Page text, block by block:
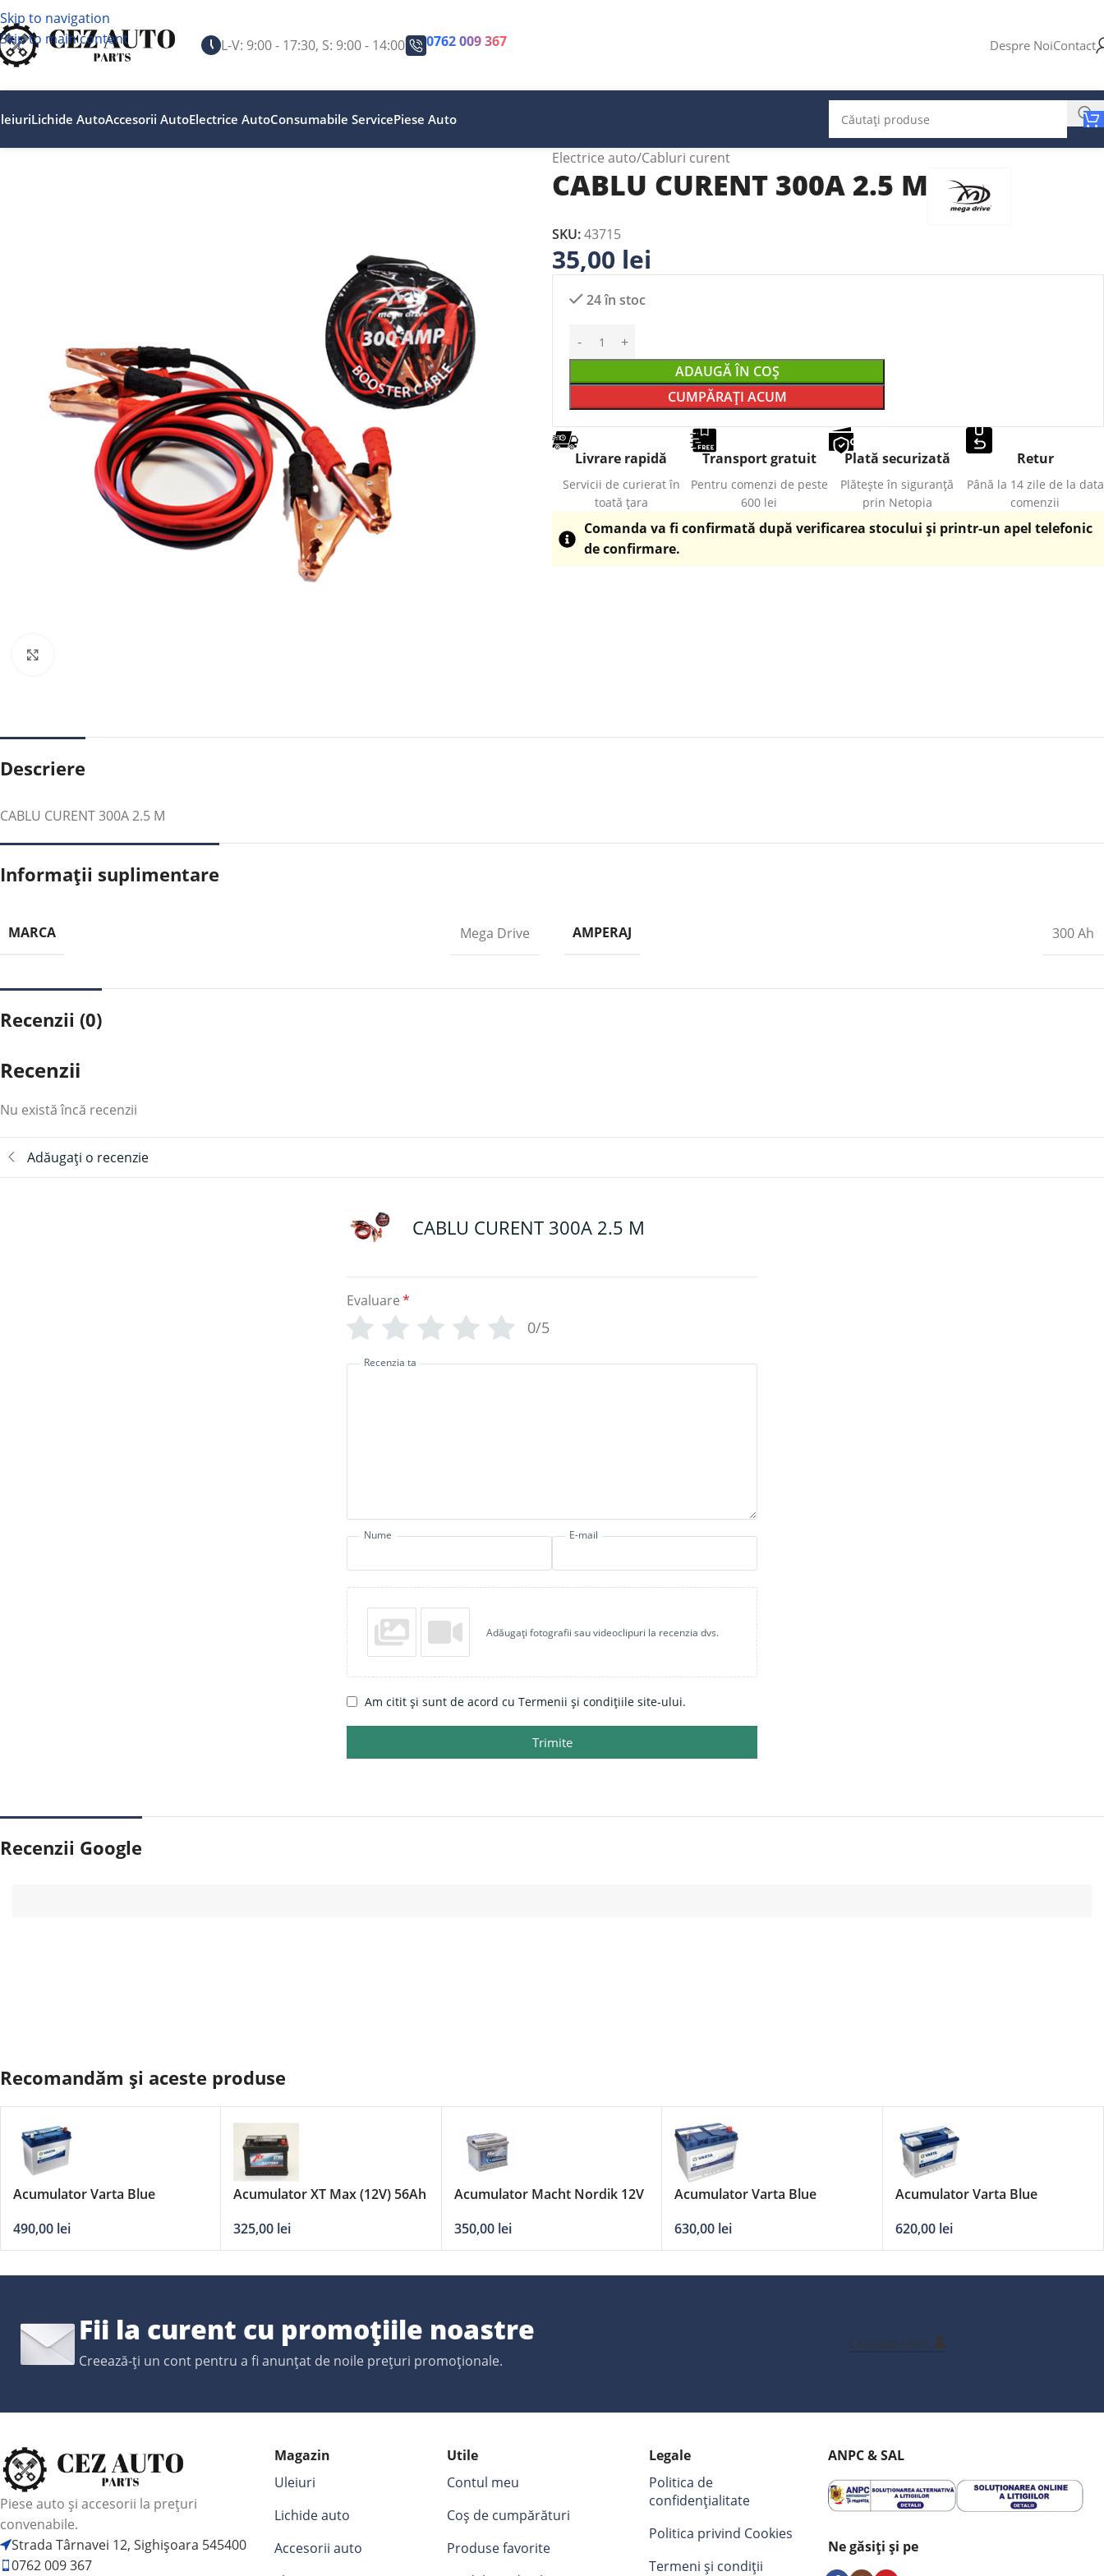
Skip to navigation
Skip to main content
L-V: 9:00 - 17:30, S: 9:00 - 14:00 0762 009 367 Despre NoiContact
Lichide AutoAccesorii AutoElectrice AutoConsumabile ServicePiese Auto
Electrice auto Cabluri curent
CABLU CURENT 300A 2.5 M
SKU:43715
35,00 lei
24 în stoc
ADAUGĂ ÎN COȘ
CUMPĂRAȚI ACUM
Livrare rapidă
Servicii de curierat în
toată țara
Transport gratuit
Pentru comenzi de peste
600 lei
Plată securizată
Plătește în siguranță
prin Netopia
Retur
Până la 14 zile de la data
comenzii
Comanda va fi confirmată după verificarea stocului și printr-un apel telefonic
de confirmare.
Descriere
CABLU CURENT 300A 2.5 M
Informații suplimentare
MARCA Mega Drive AMPERAJ 300 Ah
Recenzii (0)
Recenzii
Nu există încă recenzii
Adăugați o recenzie
CABLU CURENT 300A 2.5 M
Evaluare*
0/5
Recenzia ta
Nume E-mail
Adăugați fotografii sau videoclipuri la recenzia dvs.
Am citit și sunt de acord cu Termenii și condițiile site-ului.
Trimite
Recenzii Google
Recomandăm și aceste produse
Acumulator Varta Blue
490,00 lei
Acumulator XT Max (12V) 56Ah
325,00 lei
Acumulator Macht Nordik 12V
350,00 lei
Acumulator Varta Blue
ridicate
630,00 lei
Acumulator Varta Blue
620,00 lei
Fii la curent cu promoțiile noastre
Creează-ți un cont pentru a fi anunțat de noile prețuri promoționale.
Creează cont
Piese auto și accesorii la prețuri
convenabile.
Strada Târnavei 12, Sighișoara 545400
0762 009 367
Magazin
Uleiuri
Lichide auto
Accesorii auto
Utile
Contul meu
Coș de cumpărături
Produse favorite
Legale
Politica de
confidențialitate
Politica privind Cookies
Termeni și condiții
ANPC & SAL
Ne găsiți și pe